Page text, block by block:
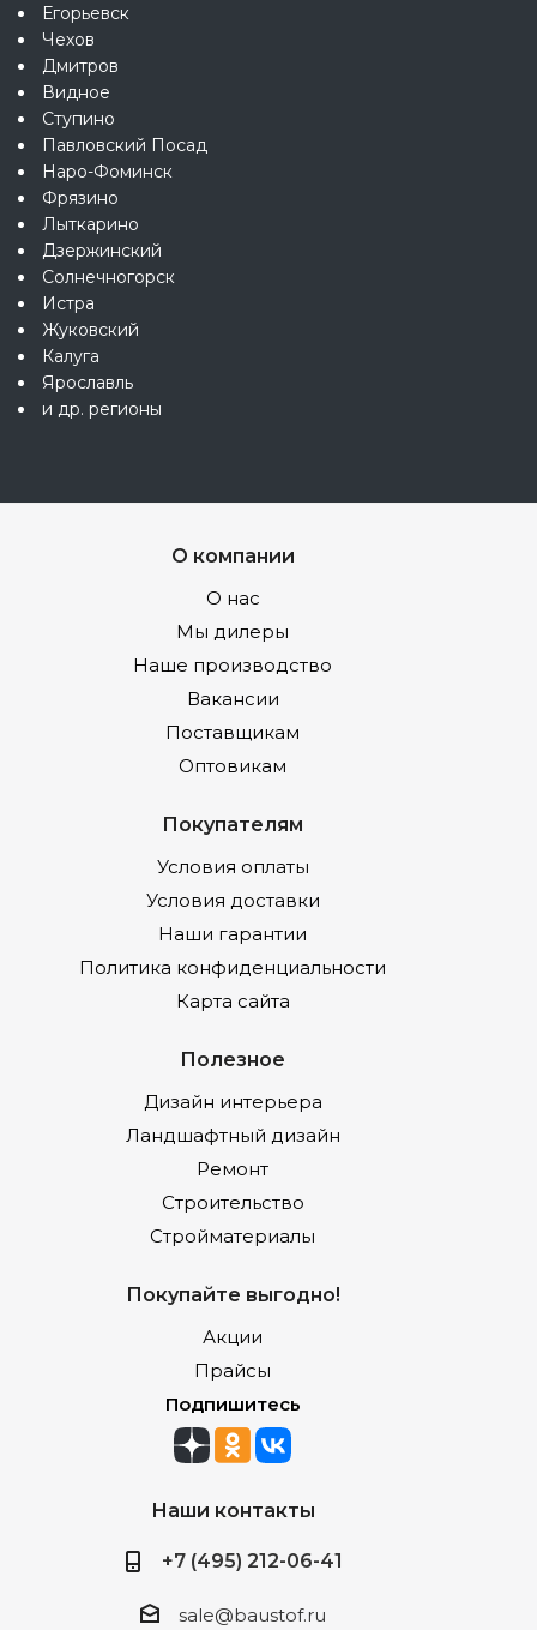
Егорьевск
Чехов
Дмитров
Видное
Ступино
Павловский Посад
Наро-Фоминск
Фрязино
Лыткарино
Дзержинский
Солнечногорск
Истра
Жуковский
Калуга
Ярославль
и др. регионы
О компании
О нас
Мы дилеры
Наше производство
Вакансии
Поставщикам
Оптовикам
Покупателям
Условия оплаты
Условия доставки
Наши гарантии
Политика конфиденциальности
Карта сайта
Полезное
Дизайн интерьера
Ландшафтный дизайн
Ремонт
Строительство
Стройматериалы
Покупайте выгодно!
Акции
Прайсы
Подпишитесь
Наши контакты
+7 (495) 212-06-41
sale@baustof.ru